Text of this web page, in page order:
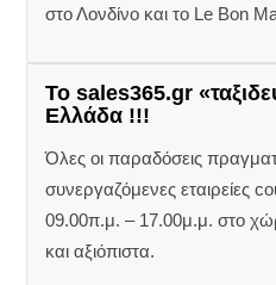
στο Λονδίνο και το Le Bon
Το sales365.gr
Ελλάδα !!!
Όλες οι παραδόσεις
συνεργαζόμενες εταιρείες
09.00π.μ. – 17.00μ.μ. στο
και αξιόπιστα.